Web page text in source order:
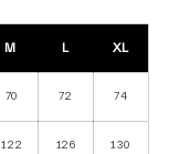
M L XL
70 72 74
122 126 130